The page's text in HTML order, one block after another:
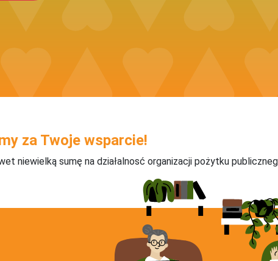
za Twoje wsparcie!
niewielką sumę na działalnosć organizacji pożytku